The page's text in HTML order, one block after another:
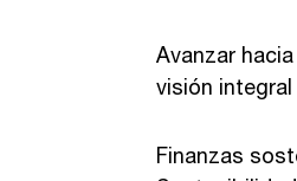
Avanzar
visión integral
Finanzas